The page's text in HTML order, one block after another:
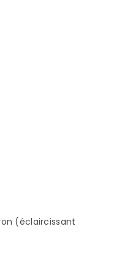
(éclaircissant